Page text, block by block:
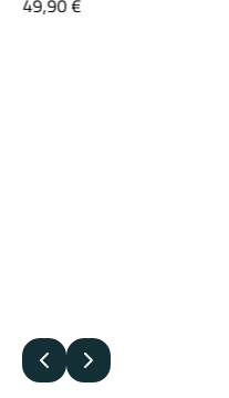
Edellinen
Seuraava